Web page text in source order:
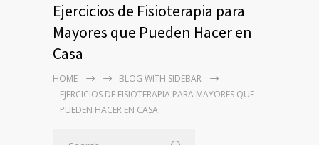
Ejercicios de Fisioterapia para
Mayores que Pueden Hacer en
Casa
HOME
BLOG WITH SIDEBAR
EJERCICIOS DE FISIOTERAPIA PARA MAYORES QUE
PUEDEN HACER EN CASA